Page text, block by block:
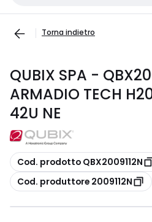
Torna indietro
QUBIX SPA -
ARMADIO TECH
42U NE
copia
Cod. prodotto QBX2009112N
copia
Cod. produttore 2009112N